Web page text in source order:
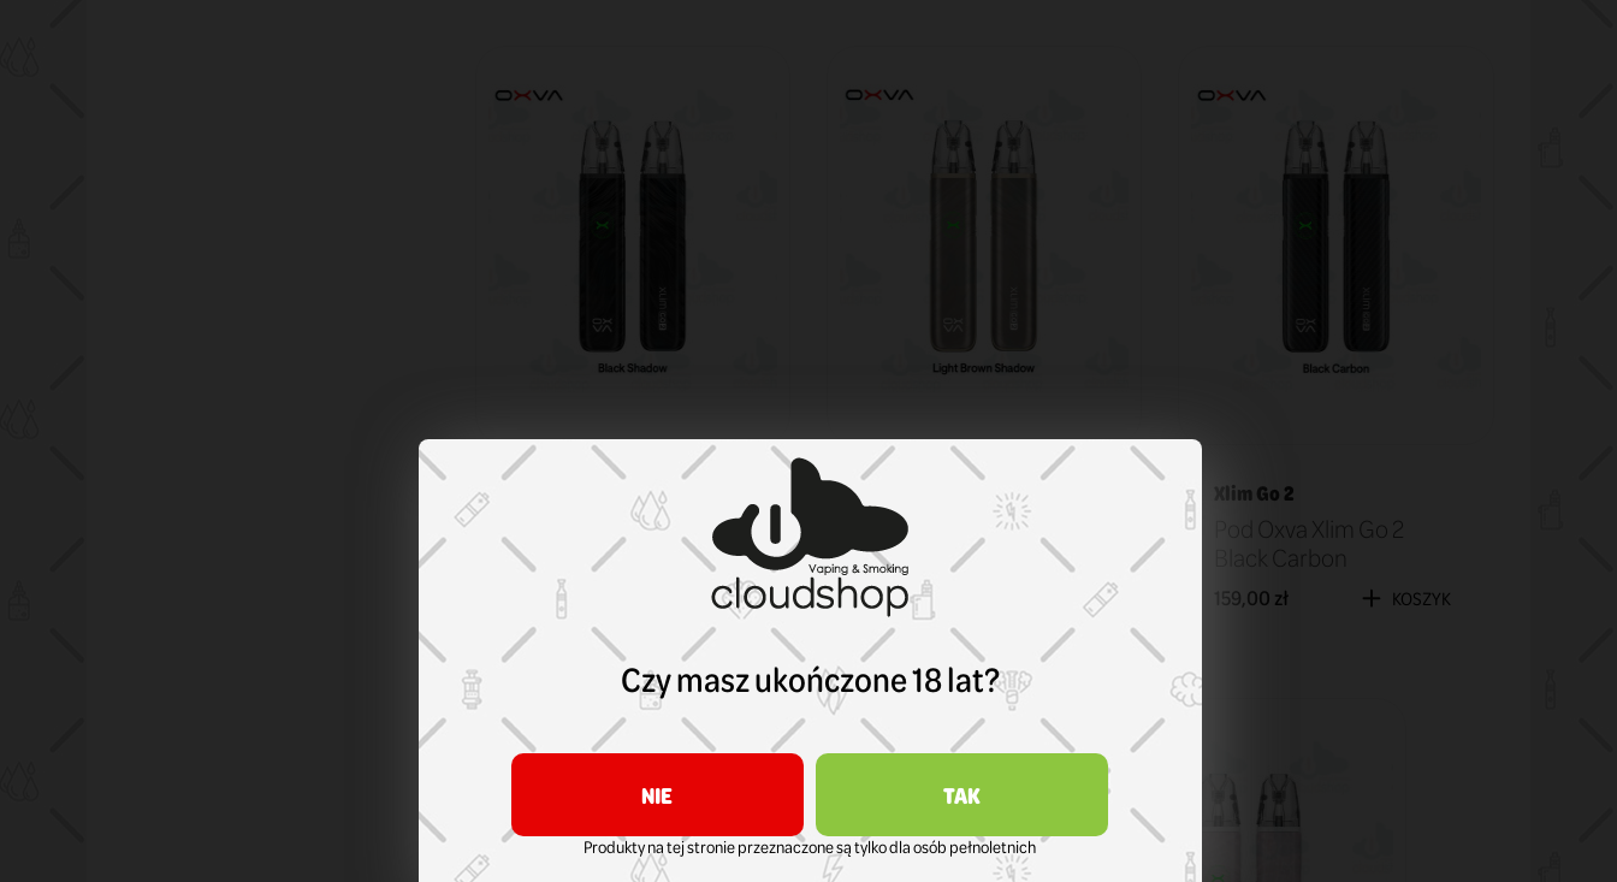
Pod Oxva Xlim Go 2
Black Shadow
159,00 zł KOSZYK
Pod Oxva Xlim Go 2 Light
Brown Shadow
159,00 zł KOSZYK
Xlim Go 2
Pod Oxva Xlim Go 2
Black Carbon
159,00 zł KOSZYK
Czy masz ukończone 18 lat?
NIE TAK
Produkty na tej stronie przeznaczone są tylko dla osób pełnoletnich